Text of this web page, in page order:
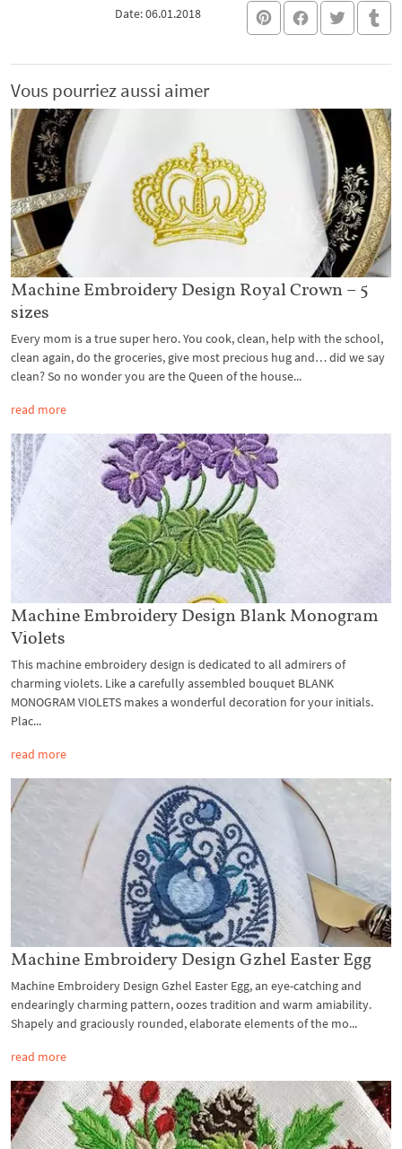
Date: 06.01.2018
Vous pourriez aussi aimer
Machine Embroidery Design Royal Crown – 5
sizes
Every mom is a true super hero. You cook, clean, help with the school,
clean again, do the groceries, give most precious hug and… did we say
clean? So no wonder you are the Queen of the house...
read more
Machine Embroidery Design Blank Monogram
Violets
This machine embroidery design is dedicated to all admirers of
charming violets. Like a carefully assembled bouquet BLANK
MONOGRAM VIOLETS makes a wonderful decoration for your initials.
Plac...
read more
Machine Embroidery Design Gzhel Easter Egg
Machine Embroidery Design Gzhel Easter Egg, an eye-catching and
endearingly charming pattern, oozes tradition and warm amiability.
Shapely and graciously rounded, elaborate elements of the mo...
read more